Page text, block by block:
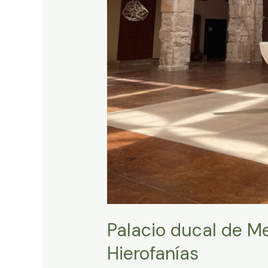
Palacio ducal de
Hierofanías